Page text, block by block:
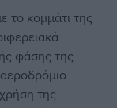
το κομμάτι της
φάσης της
της